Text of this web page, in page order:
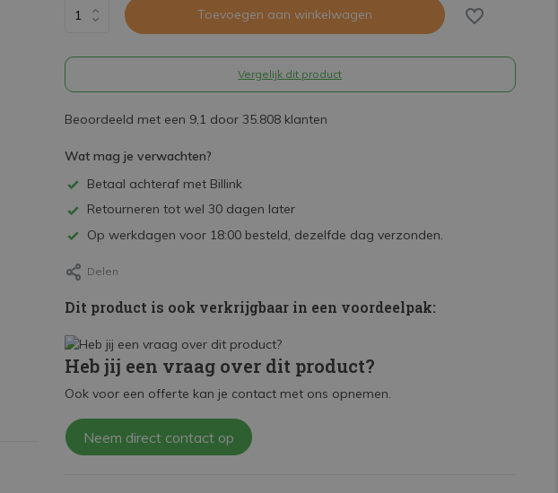
Toevoegen aan winkelwagen
Vergelijk dit product
Beoordeeld met een 9,1 door 35.808 klanten
Wat mag je verwachten?
Betaal achteraf met Billink
Retourneren tot wel 30 dagen later
Op werkdagen voor 18:00 besteld, dezelfde dag verzonden.
Delen
Dit product is ook verkrijgbaar in een voordeelpak:
Heb jij een vraag over dit product?
Ook voor een offerte kan je contact met ons opnemen.
Neem direct contact op